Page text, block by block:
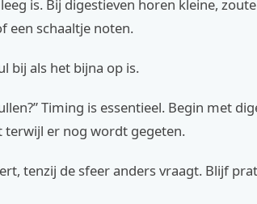
is. Bij digestieven horen kleine, zoute
een schaaltje noten.
bij als het bijna op is.
Timing is essentieel. Begin met
terwijl er nog wordt gegeten.
tenzij de sfeer anders vraagt. Blijf